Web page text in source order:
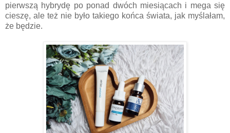
pierwszą hybrydę po ponad dwóch miesiącach i mega się
cieszę, ale też nie było takiego końca świata, jak myślałam,
że będzie.